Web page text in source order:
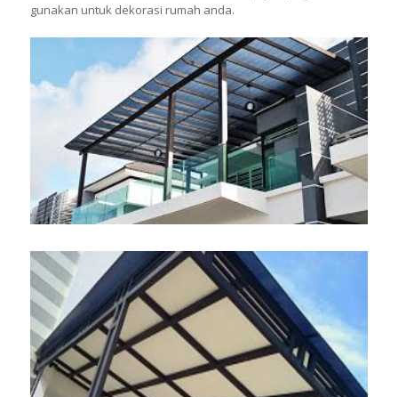
gunakan untuk dekorasi rumah anda.